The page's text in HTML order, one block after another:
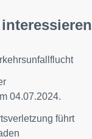
04.07.2024.
führt